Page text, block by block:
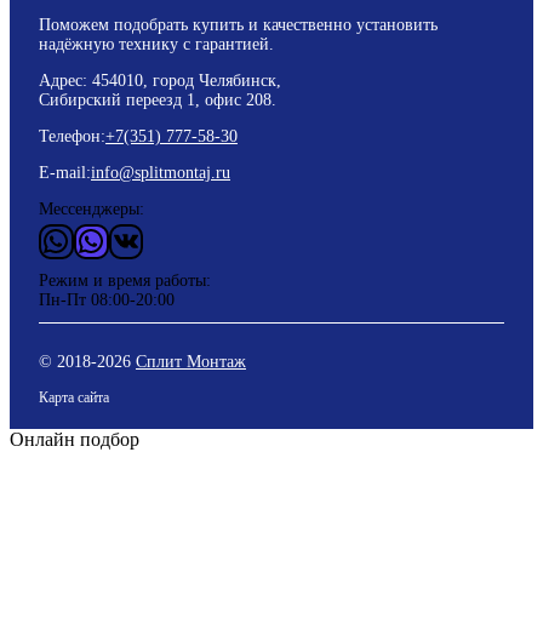
Поможем подобрать купить и качественно установить
надёжную технику с гарантией.
Адрес: 454010, город Челябинск,
Сибирский переезд 1, офис 208.
Телефон:+7(351) 777-58-30
E-mail:info@splitmontaj.ru
Мессенджеры:
WhatsApp
ViderВКонтакте
Режим и время работы:
Пн-Пт 08:00-20:00
© 2018-2026 Сплит Монтаж
Карта сайта
Онлайн подбор